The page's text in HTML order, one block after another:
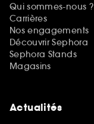
Qui sommes-nous ?
Carrières
Nos engagements
Découvrir Sephora
Sephora Stands
Magasins
Actualités